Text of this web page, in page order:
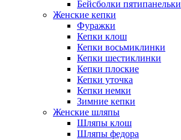
Бейсболки пятипанельки
Женские кепки
Фуражки
Кепки клош
Кепки восьмиклинки
Кепки шестиклинки
Кепки плоские
Кепки уточка
Кепки немки
Зимние кепки
Женские шляпы
Шляпы клош
Шляпы федора